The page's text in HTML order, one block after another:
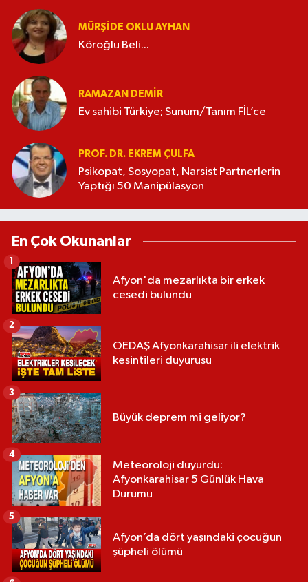
MÜRŞIDE OKLU AYHAN
Köroğlu Beli...
RAMAZAN DEMİR
Ev sahibi Türkiye; Sunum/Tanım FİL’ce
PROF. DR. EKREM ÇULFA
Psikopat, Sosyopat, Narsist Partnerlerin
Yaptığı 50 Manipülasyon
En Çok Okunanlar
Afyon'da mezarlıkta bir erkek
cesedi bulundu
1
OEDAŞ Afyonkarahisar ili elektrik
kesintileri duyurusu
2
Büyük deprem mi geliyor?
3
Meteoroloji duyurdu:
Afyonkarahisar 5 Günlük Hava
Durumu
4
Afyon’da dört yaşındaki çocuğun
şüpheli ölümü
5